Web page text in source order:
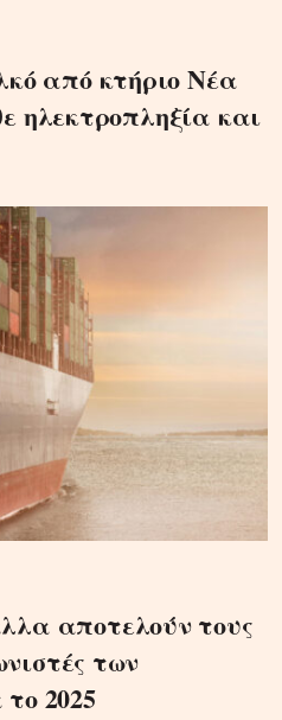
από κτήριο Νέα
ηλεκτροπληξία και
αποτελούν τους
των
2025